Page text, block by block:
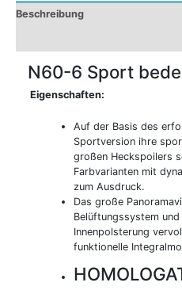
Beschreibung
N60-6 Sport
Eigenschaften:
Auf der Basis des
Sportversion ihre
großen Heckspoilers
Farbvarianten mit
zum Ausdruck.
Das große
Belüftungssystem
Innenpolsterung
funktionelle